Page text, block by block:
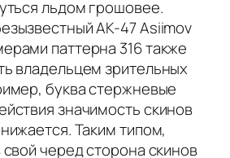
льдом грошовее.
AK-47 Asiimov
паттерна 316 также
владельцем зрительных
буква стержневые
значимость скинов
Таким типом,
черед сторона скинов